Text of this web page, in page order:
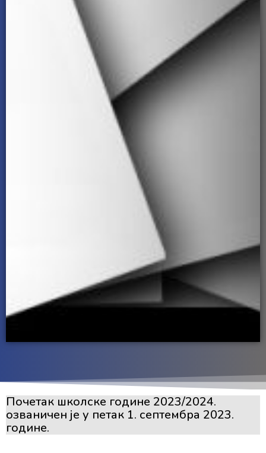
Почетак школске године 2023/2024.
озваничен је у петак 1. септембра 2023.
године.